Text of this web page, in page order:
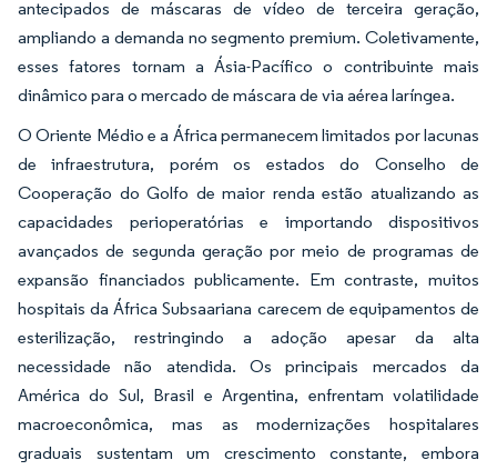
antecipados de máscaras de vídeo de terceira geração,
ampliando a demanda no segmento premium. Coletivamente,
esses fatores tornam a Ásia-Pacífico o contribuinte mais
dinâmico para o mercado de máscara de via aérea laríngea.
O Oriente Médio e a África permanecem limitados por lacunas
de infraestrutura, porém os estados do Conselho de
Cooperação do Golfo de maior renda estão atualizando as
capacidades perioperatórias e importando dispositivos
avançados de segunda geração por meio de programas de
expansão financiados publicamente. Em contraste, muitos
hospitais da África Subsaariana carecem de equipamentos de
esterilização, restringindo a adoção apesar da alta
necessidade não atendida. Os principais mercados da
América do Sul, Brasil e Argentina, enfrentam volatilidade
macroeconômica, mas as modernizações hospitalares
graduais sustentam um crescimento constante, embora